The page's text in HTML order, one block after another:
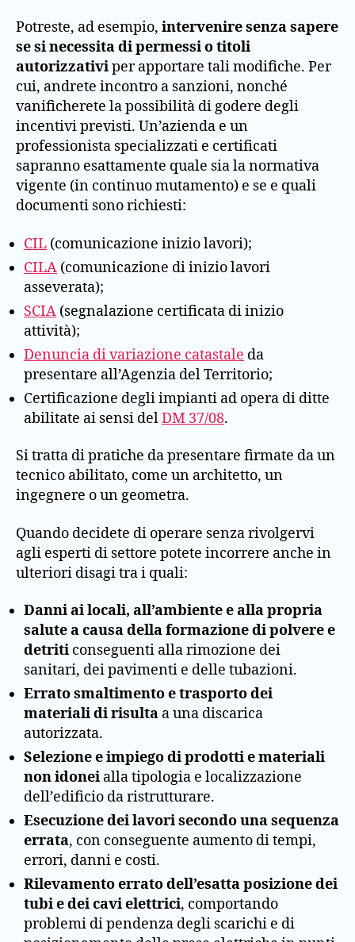
Potreste, ad esempio, intervenire senza sapere
se si necessita di permessi o titoli
autorizzativiper apportare tali modifiche. Per
cui, andrete incontro a sanzioni, nonché
vanificherete la possibilità di godere degli
incentivi previsti. Un’azienda e un
professionista specializzati e certificati
sapranno esattamente quale sia la normativa
vigente (in continuo mutamento) e se e quali
documenti sono richiesti:
CIL (comunicazione inizio lavori);
CILA (comunicazione di inizio lavori
asseverata);
SCIA (segnalazione certificata di inizio
attività);
Denuncia di variazione catastale da
presentare all’Agenzia del Territorio;
Certificazione degli impianti ad opera di ditte
abilitate ai sensi delDM 37/08.
Si tratta di pratiche da presentare firmate da un
tecnico abilitato, come un architetto, un
ingegnere o un geometra.
Quando decidete di operare senza rivolgervi
agli esperti di settore potete incorrere anche in
ulteriori disagi tra i quali:
Danni ai locali, all’ambiente e alla propria
salute a causa della formazione di polvere e
detriti conseguenti alla rimozione dei
sanitari, dei pavimenti e delle tubazioni.
Errato smaltimento e trasporto dei
materiali di risulta a una discarica
autorizzata.
Selezione e impiego di prodotti e materiali
non idonei alla tipologia e localizzazione
dell’edificio da ristrutturare.
Esecuzione dei lavori secondo una sequenza
errata, con conseguente aumento di tempi,
errori, danni e costi.
Rilevamento errato dell’esatta posizione dei
tubi e dei cavi elettrici, comportando
problemi di pendenza degli scarichi e di